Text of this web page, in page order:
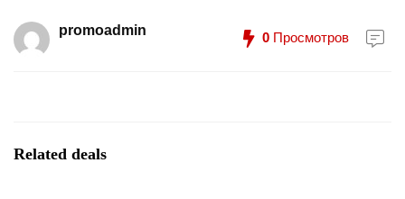
promoadmin 0 Просмотров
Related deals